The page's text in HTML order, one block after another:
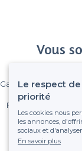
Vous
Gagnez de
Pas de
fixe
Le respect
priorité
Les cookies nous
les annonces,
sociaux et
En savoir plus